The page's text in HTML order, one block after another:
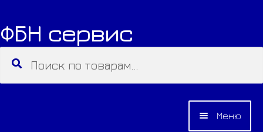
Перейти
к
навигации
Перейти
к
содержимому
ФБН сервис
Поиск
Меню